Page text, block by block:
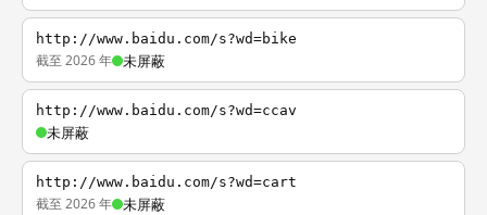
http://www.baidu.com/s?wd=bike
截至 2026 年 未屏蔽
http://www.baidu.com/s?wd=ccav
未屏蔽
http://www.baidu.com/s?wd=cart
截至 2026 年 未屏蔽